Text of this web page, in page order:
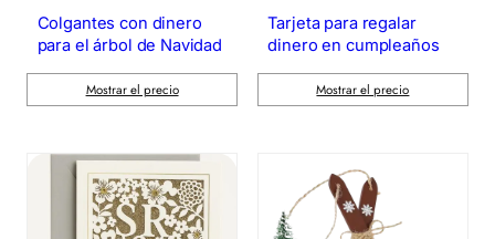
Colgantes con dinero
para el árbol de Navidad
Mostrar el precio
Tarjeta para regalar
dinero en cumpleaños
Mostrar el precio